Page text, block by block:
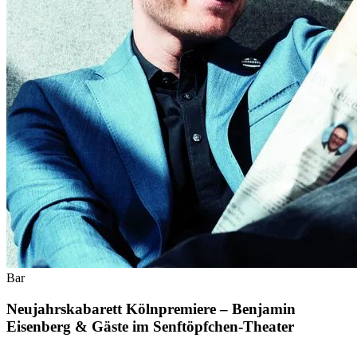
Bar
Neujahrskabarett Kölnpremiere – Benjamin
Eisenberg & Gäste im Senftöpfchen-Theater